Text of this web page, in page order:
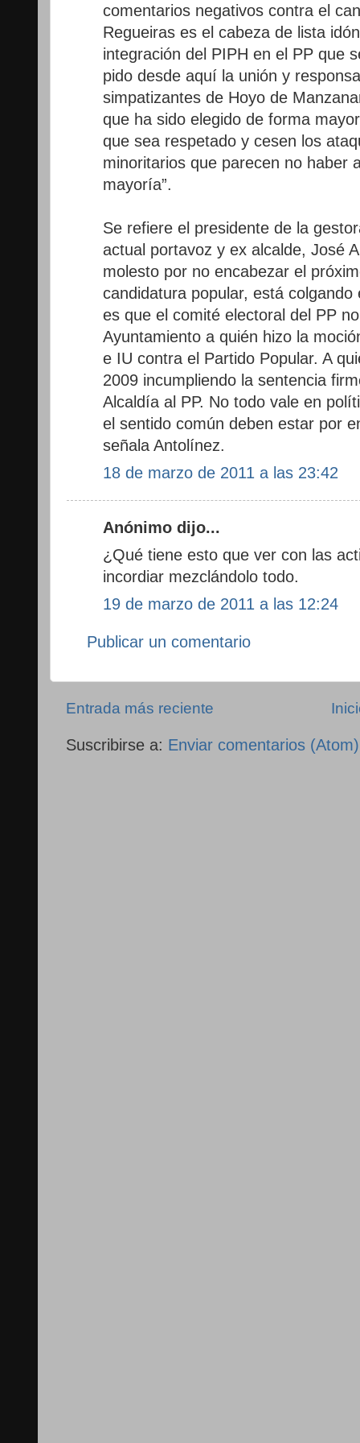
comentarios negativos contra el
Regueiras es el cabeza de lista
integración del PIPH en el PP que
pido desde aquí la unión y
simpatizantes de Hoyo de
que ha sido elegido de forma
que sea respetado y cesen los
minoritarios que parecen no haber
mayoría”.
Se refiere el presidente de la
actual portavoz y ex alcalde, José
molesto por no encabezar el
candidatura popular, está colgando
es que el comité electoral del PP
Ayuntamiento a quién hizo la
e IU contra el Partido Popular. A
2009 incumpliendo la sentencia
Alcaldía al PP. No todo vale en
el sentido común deben estar por
señala Antolínez.
18 de marzo de 2011 a las 23:42
Anónimo dijo...
¿Qué tiene esto que ver con las
incordiar mezclándolo todo.
19 de marzo de 2011 a las 12:24
Publicar un comentario
Entrada más reciente
Suscribirse a: Enviar comentarios (Atom)